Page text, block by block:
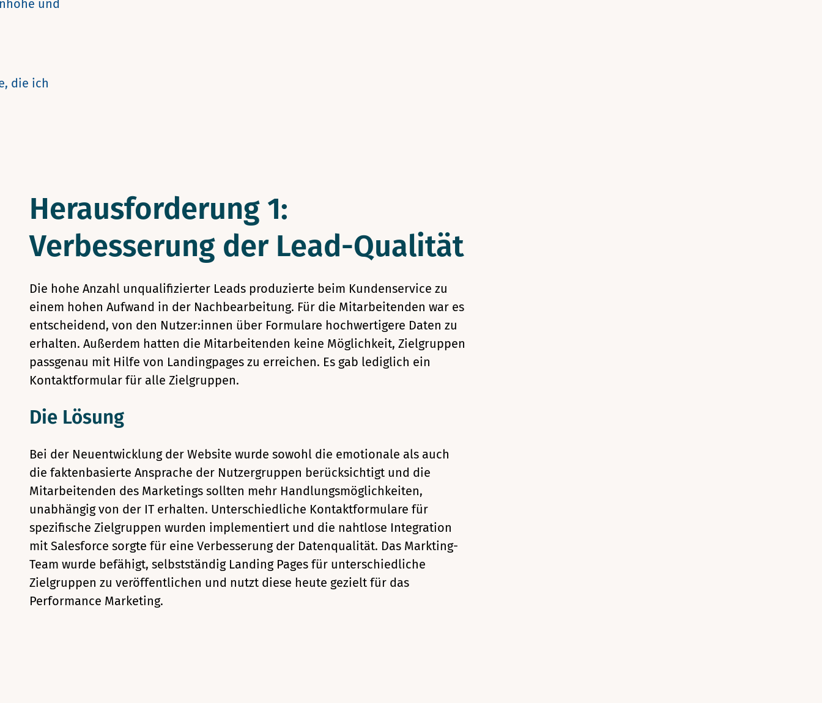
und
die ich
Herausforderung 1:
Verbesserung der Lead-Qualität
Die hohe Anzahl unqualifizierter Leads produzierte beim Kundenservice zu
einem hohen Aufwand in der Nachbearbeitung. Für die Mitarbeitenden war es
entscheidend, von den Nutzer:innen über Formulare hochwertigere Daten zu
erhalten. Außerdem hatten die Mitarbeitenden keine Möglichkeit, Zielgruppen
passgenau mit Hilfe von Landingpages zu erreichen. Es gab lediglich ein
Kontaktformular für alle Zielgruppen.
Die Lösung
Bei der Neuentwicklung der Website wurde sowohl die emotionale als auch
die faktenbasierte Ansprache der Nutzergruppen berücksichtigt und die
Mitarbeitenden des Marketings sollten mehr Handlungsmöglichkeiten,
unabhängig von der IT erhalten. Unterschiedliche Kontaktformulare für
spezifische Zielgruppen wurden implementiert und die nahtlose Integration
mit Salesforce sorgte für eine Verbesserung der Datenqualität. Das Markting-
Team wurde befähigt, selbstständig Landing Pages für unterschiedliche
Zielgruppen zu veröffentlichen und nutzt diese heute gezielt für das
Performance Marketing.